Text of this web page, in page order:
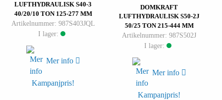
LUFTHYDRAULISK S40-3
40/20/10 TON 125-277 MM
Artikelnummer: 987S403JQL
I lager:
Mer info
Kampanjpris!
DOMKRAFT
LUFTHYDRAULISK S50-2J
50/25 TON 215-444 MM
Artikelnummer: 987S502J
I lager:
Mer info
Kampanjpris!